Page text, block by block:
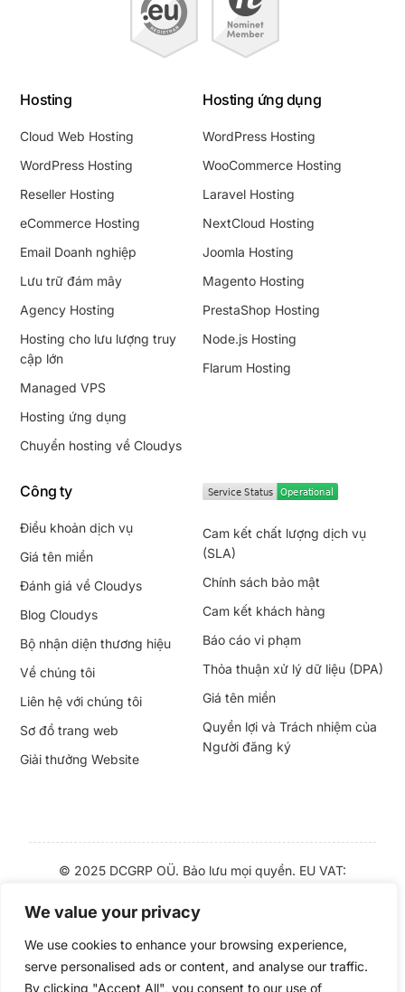
We value your privacy
We use cookies to enhance your browsing experience,
serve personalised ads or content, and analyse our traffic.
By clicking "Accept All", you consent to our use of
Hosting
Cloud Web Hosting
WordPress Hosting
Reseller Hosting
eCommerce Hosting
Email Doanh nghiệp
Lưu trữ đám mây
Agency Hosting
Hosting cho lưu lượng truy
cập lớn
Managed VPS
Hosting ứng dụng
Chuyển hosting về Cloudys
Hosting ứng dụng
WordPress Hosting
WooCommerce Hosting
Laravel Hosting
NextCloud Hosting
Joomla Hosting
Magento Hosting
PrestaShop Hosting
Node.js Hosting
Flarum Hosting
Công ty
Điều khoản dịch vụ
Giá tên miền
Đánh giá về Cloudys
Blog Cloudys
Bộ nhận diện thương hiệu
Về chúng tôi
Liên hệ với chúng tôi
Sơ đồ trang web
Giải thưởng Website
Cam kết chất lượng dịch vụ
(SLA)
Chính sách bảo mật
Cam kết khách hàng
Báo cáo vi phạm
Thỏa thuận xử lý dữ liệu (DPA)
Giá tên miền
Quyền lợi và Trách nhiệm của
Người đăng ký
© 2025 DCGRP OÜ. Bảo lưu mọi quyền. EU VAT:
“CloudyHost” là cácNhãn hiệu đã đăng ký
English Eesti Italiano Nederlands Deutsch